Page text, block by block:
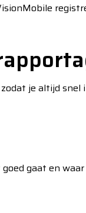
je altijd
gaat en